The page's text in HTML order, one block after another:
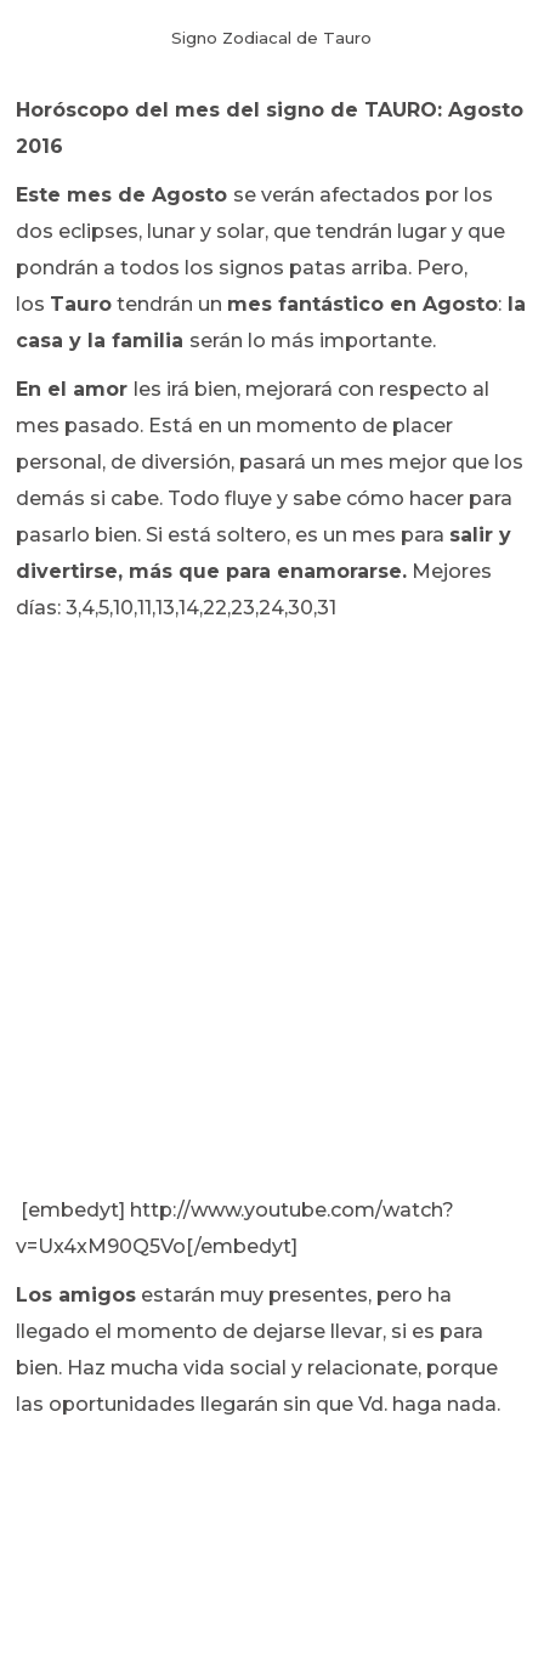
Signo Zodiacal de Tauro
Horóscopo del mes del signo de TAURO:Agosto
2016
Este mes deAgosto se verán afectados por los
dos eclipses, lunar y solar, que tendrán lugar y que
pondrán a todos los signos patas arriba. Pero,
los Tauro tendrán un mes fantástico en Agosto: la
casa y la familia serán lo más importante.
En el amor les irá bien, mejorará con respecto al
mes pasado. Está en un momento de placer
personal, de diversión, pasará un mes mejor que los
demás si cabe. Todo fluye y sabe cómo hacer para
pasarlo bien. Si está soltero, es un mes para salir y
divertirse, más que para enamorarse. Mejores
días: 3,4,5,10,11,13,14,22,23,24,30,31
[embedyt] http://www.youtube.com/watch?
v=Ux4xM90Q5Vo[/embedyt]
Los amigos estarán muy presentes, pero ha
llegado el momento de dejarse llevar, si es para
bien. Haz mucha vida social y relacionate, porque
las oportunidades llegarán sin que Vd. haga nada.